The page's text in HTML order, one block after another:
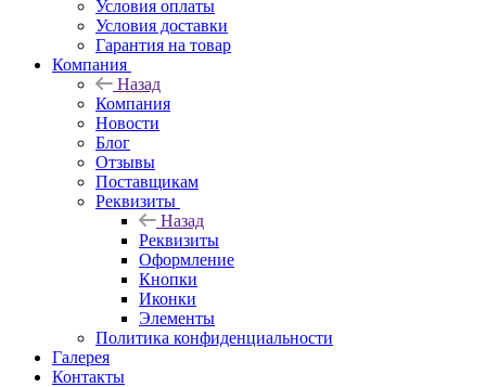
Условия оплаты
Условия доставки
Гарантия на товар
Компания
Назад
Компания
Новости
Блог
Отзывы
Поставщикам
Реквизиты
Назад
Реквизиты
Оформление
Кнопки
Иконки
Элементы
Политика конфиденциальности
Галерея
Контакты